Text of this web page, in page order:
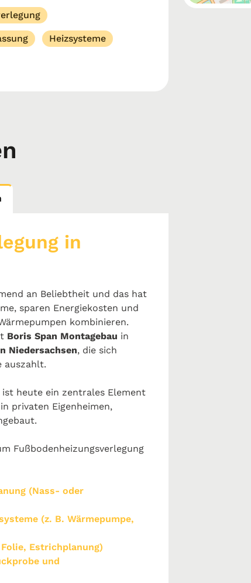
Heizsysteme
in
an Beliebtheit und das hat
sparen Energiekosten und
kombinieren.
Boris Span Montagebau in
Niedersachsen, die sich
auszahlt.
ist heute ein zentrales Element
privaten Eigenheimen,
Fußbodenheizungsverlegung
(Nass- oder
(z. B. Wärmepumpe,
Estrichplanung)
und